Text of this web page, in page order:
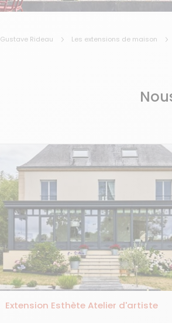
Gustave Rideau Les extensions de maison
Extension Esthète Atelier d'artiste